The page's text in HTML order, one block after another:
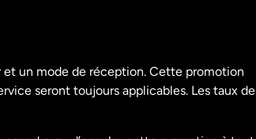
un mode de réception. Cette promotion
seront toujours applicables. Les taux de